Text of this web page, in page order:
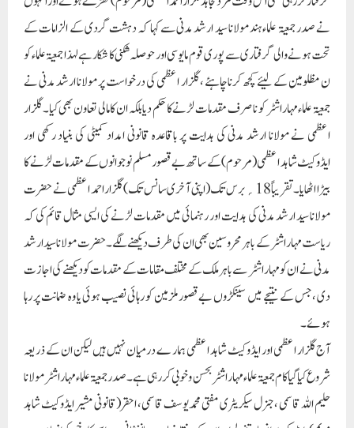
نے صدر جمعیۃ علماء ہند مولانا سید ارشد مدنی سے کہا کہ دہشت گردی کے الزامات کے
تحت ہونے والی گرفتاری سے پوری قوم مایوسی اور حوصلہ شکنی کا شکارہے لہذا جمعیۃ علماء کو
ن مظلومین کے لیئے کچھ کرنا چاہئے ، گلزار اعظمی کی درخواست پر مولانا ارشد مدنی نے
جمعیۃ علماء مہاراشٹر کو نا صرف مقدمات لڑنے کا حکم دیا بلکہ ان کا مالی تعاون بھی کیا۔ گلزار
اعظمی نے مولانا ارشد مدنی کی ہدایت پر باقاعدہ قانونی امداد کمیٹی کی بنیاد رکھی اور
ایڈوکیٹ شاہد اعظمی(مرحوم) کے ساتھ بے قصور مسلم نوجوانوں کے مقدمات لڑنے کا
بیڑا اٹھایا۔تقریباً 18؍برس تک (اپنی آخری سانس تک ) گلزار احمد اعظمی نے حضرت
مولانا سید ارشد مدنی کی ہدایت اور رہنمائی میں مقدمات لڑنے کی ایسی مثال قائم کی کہ
ریاست مہاراشٹر کے باہر محروسین بھی ان کی طرف دیکھنے لگے۔حضرت مولانا سید ارشد
مدنی نے ان کو مہاراشٹر سے باہر ملک کے مختلف مقامات کے مقدمات کو دیکھنے کی اجازت
دی ،جس کے نتیجے میں سینکڑوں بے قصور ملزمین کو رہائی نصیب ہوئی یا وہ ضمانت پر رہا
ہوئے۔
آج گلزار اعظمی اور ایڈوکیٹ شاہد اعظمی ہمار ے درمیان نہیں ہیں لیکن ان کے ذریعہ
شروع کیا گیا کام جمعیۃ علماء مہاراشٹر بحسن وخوبی کررہی ہے۔ صدر جمعیۃ علماء مہاراشٹر مولانا
حلیم اللہ قاسمی ، جنرل سیکریٹری مفتی محمدیوسف قاسمی، احقر(قانونی مشیر ایڈوکیٹ شاہد